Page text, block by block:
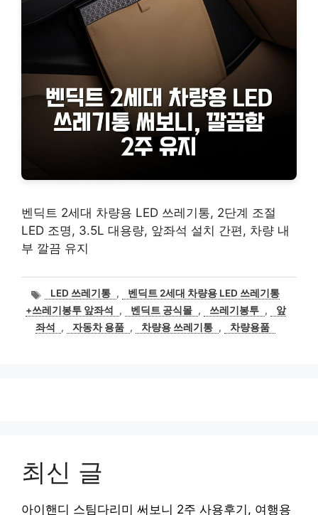
벤딕트 2세대 차량용 LED 쓰레기통, 2단계 조절
LED 조명, 3.5L 대용량, 앞좌석 설치 간편, 차량 내
부 깔끔 유지
태
그
LED 쓰레기통 ,
벤딕트 2세대 차량용 LED 쓰레기통
+쓰레기봉투 앞좌석
, 벤딕트 공식몰 , 쓰레기봉투 ,
앞
좌석
, 자동차 용품 , 차량용 쓰레기통 , 차량용품
최신 글
아이핸디 스팀다리미 써보니 2주 사용후기, 여행용